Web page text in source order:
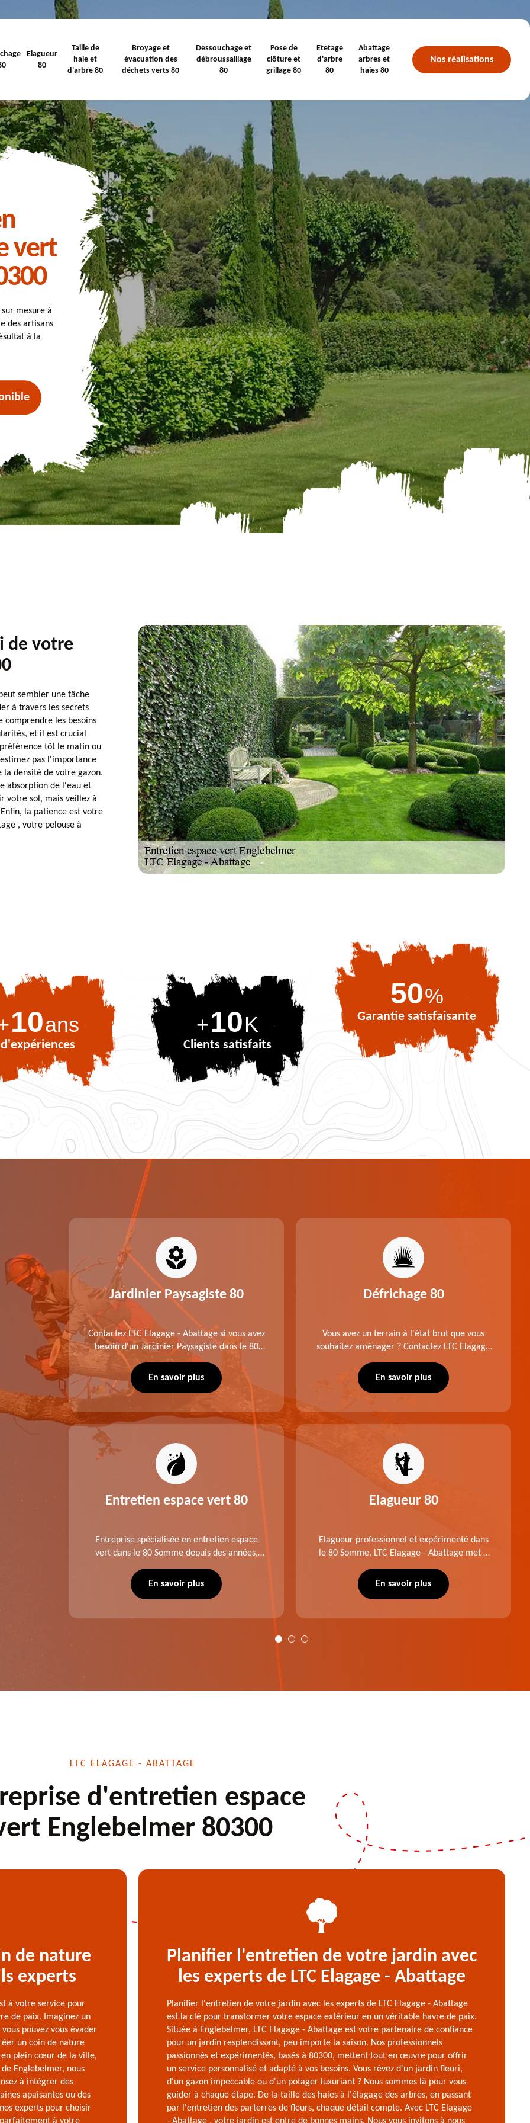
Elagueur
80
Taille de
haie et
d'arbre 80
Broyage et
évacuation des
déchets verts 80
Dessouchage et
débroussaillage
80
Pose de
clôture et
grillage 80
Etetage
d'arbre
80
Abattage
arbres et
haies 80
Nos réalisations
vert
mesure à
des artisans
à la
de votre
sembler une tâche
à travers les secrets
comprendre les besoins
et il est crucial
tôt le matin ou
pas l'importance
densité de votre gazon.
absorption de l'eau et
votre sol, mais veillez à
la patience est votre
, votre pelouse à
10ans
d'expériences
+10K
Clients satisfaits
73%
Garantie satisfaisante
fait
jardinier
.
des
80
,
dans
Jardinier Paysagiste 80
Contactez LTC Elagage - Abattage si vous avez
besoin d'un Jardinier Paysagiste dans le 80
Somme. Chaque intervention est exécutée
selon les normes en vigueur. Découvrez un
extérieur exceptionnel grâce à notre équipe.
En savoir plus
Entretien espace vert 80
Entreprise spécialisée en entretien espace
vert dans le 80 Somme depuis des années,
d'élagage, d'abattage d'arbres, de
dessouchage et autre. Devis offert.
En savoir plus
Défrichage 80
Vous avez un terrain à l'état brut que vous
souhaitez aménager ? Contactez LTC Elagage
80 Somme. Travail suivant les règles de l'art.
En savoir plus
Elagueur 80
Elagueur professionnel et expérimenté dans
le 80 Somme, LTC Elagage - Abattage met à
notre intervention, votre espace vert sera
En savoir plus
LTC ELAGAGE - ABATTAGE
d'entretien espace
Englebelmer 80300
de nature
experts
à votre service pour
de paix. Imaginez un
pouvez vous évader
un coin de nature
en plein cœur de la ville,
Englebelmer, nous
à intégrer des
apaisantes ou des
experts pour choisir
Planifier l'entretien de votre jardin avec
les experts de LTC Elagage - Abattage
Planifier l'entretien de votre jardin avec les experts de LTC Elagage - Abattage
est la clé pour transformer votre espace extérieur en un véritable havre de paix.
Située à Englebelmer, LTC Elagage - Abattage est votre partenaire de confiance
pour un jardin resplendissant, peu importe la saison. Nos professionnels
passionnés et expérimentés, basés à 80300, mettent tout en œuvre pour offrir
un service personnalisé et adapté à vos besoins. Vous rêvez d'un jardin fleuri,
d'un gazon impeccable ou d'un potager luxuriant ? Nous sommes là pour vous
guider à chaque étape. De la taille des haies à l'élagage des arbres, en passant
par l'entretien des parterres de fleurs, chaque détail compte. Avec LTC Elagage